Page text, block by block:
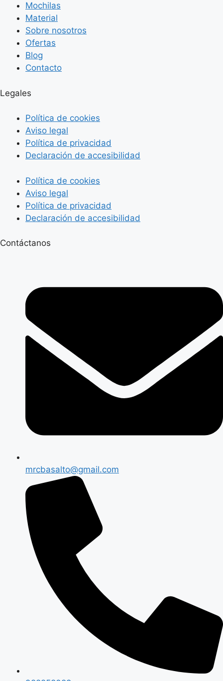
Mochilas
Material
Sobre nosotros
Ofertas
Blog
Contacto
Legales
Política de cookies
Aviso legal
Política de privacidad
Declaración de accesibilidad
Política de cookies
Aviso legal
Política de privacidad
Declaración de accesibilidad
Contáctanos
mrcbasalto@gmail.com